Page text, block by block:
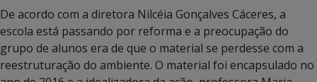
De acordo com a diretora Nilcéia Gonçalves Cáceres, a
escola está passando por reforma e a preocupação do
grupo de alunos era de que o material se perdesse com a
reestruturação do ambiente. O material foi encapsulado no